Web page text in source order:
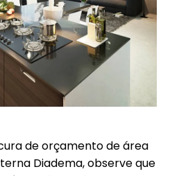
de orçamento de área
Diadema, observe que